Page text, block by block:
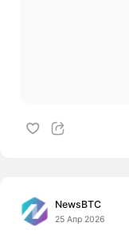
NewsBTC
25 Апр 2026